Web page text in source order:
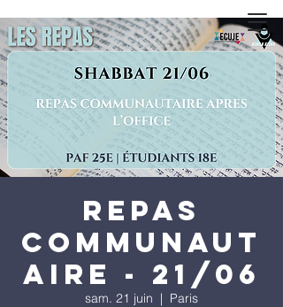
Repas
communaut
aire - 21/06
sam. 21 juin
  |
Paris